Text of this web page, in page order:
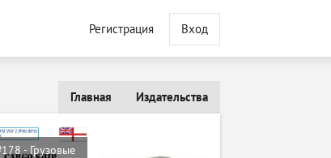
Регистрация Вход
Издательства
Главная
- Грузовые